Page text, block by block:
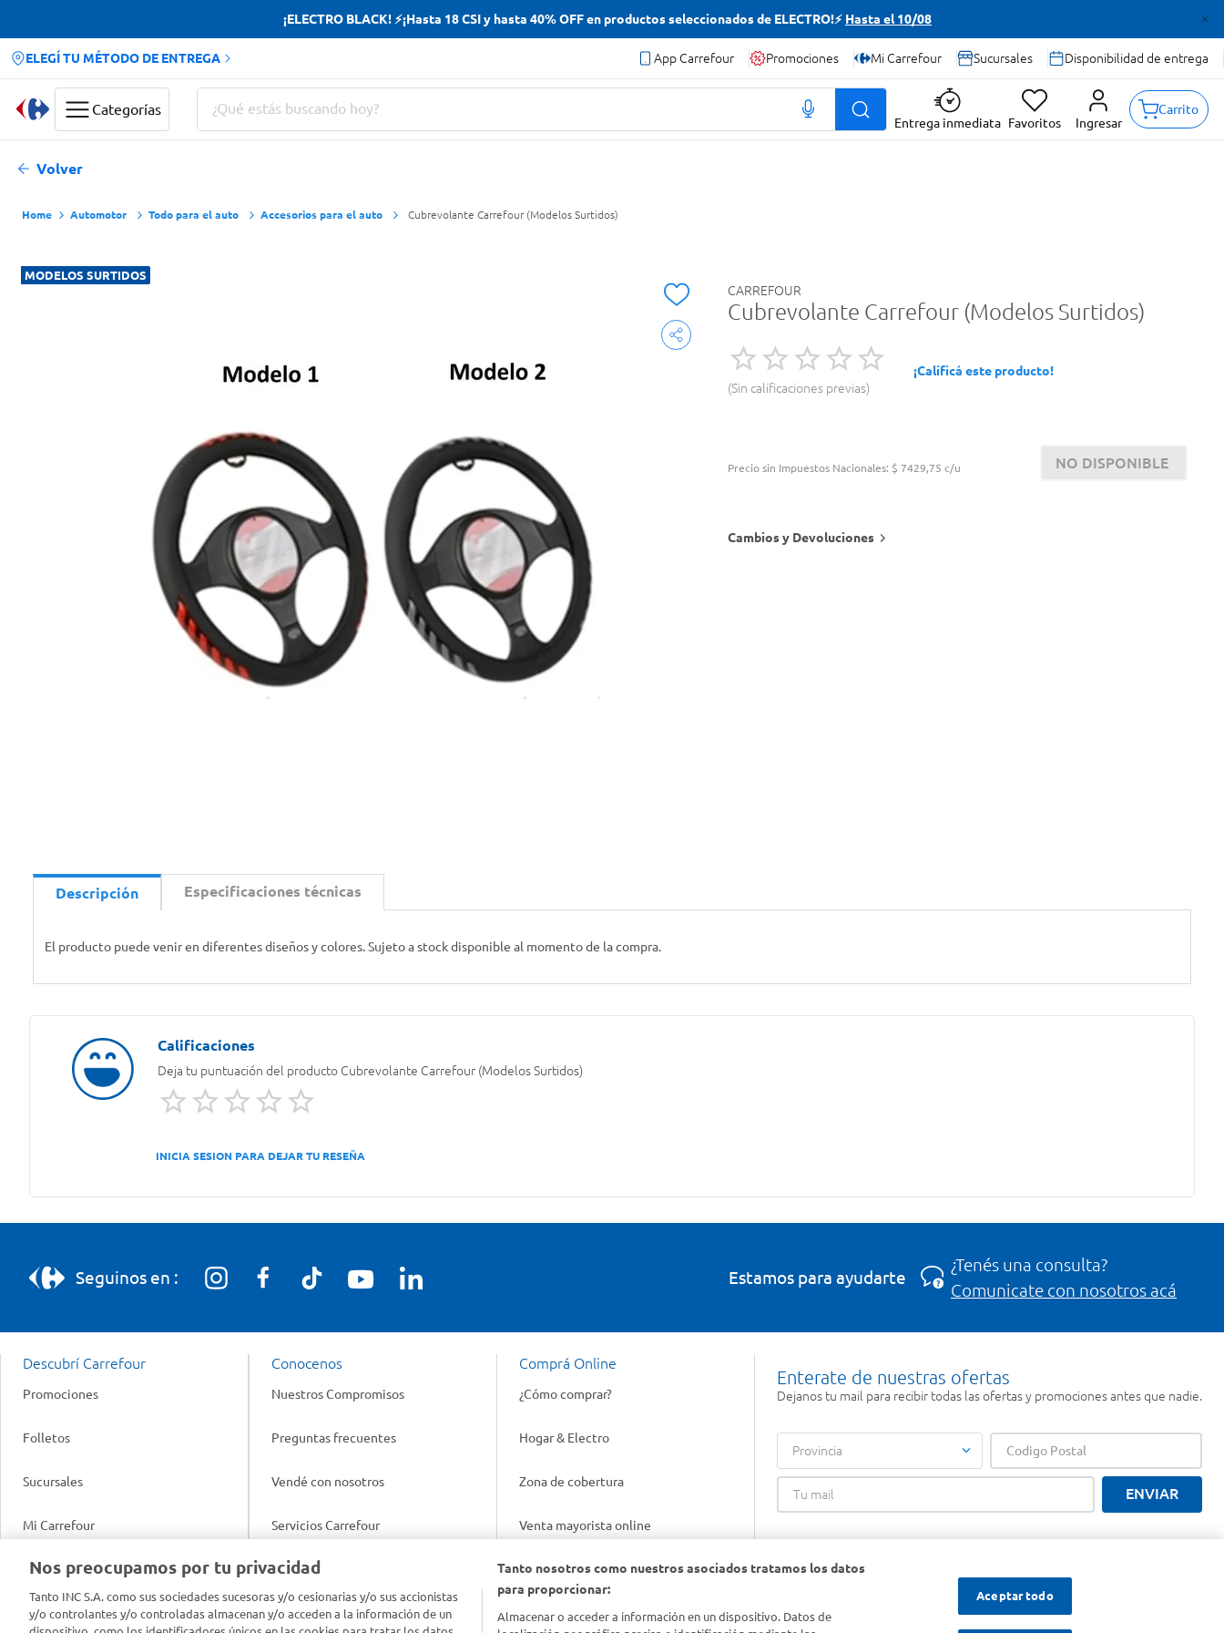
¡ELECTRO BLACK! ⚡¡Hasta 18 CSI y hasta 40% OFF en productos seleccionados de ELECTRO!⚡ Hasta el 10/08
ELEGÍ TU MÉTODO DE ENTREGA App Carrefour Promociones Mi Carrefour Sucursales Disponibilidad de entrega
Categorías
¿Qué estás buscando hoy?
Entrega inmediata Favoritos Ingresar
Carrito
Volver
Automotor Todo para el auto Accesorios para el auto Cubrevolante Carrefour (Modelos Surtidos)
MODELOS SURTIDOS
CARREFOUR
Cubrevolante Carrefour (Modelos Surtidos)
Sin calificaciones previas
¡Calificá este producto!
Precio sin Impuestos Nacionales: $ 7429,75 c/u NO DISPONIBLE
Cambios y Devoluciones
Descripción Especificaciones técnicas
El producto puede venir en diferentes diseños y colores. Sujeto a stock disponible al momento de la compra.
Deja tu puntuación del producto Cubrevolante Carrefour (Modelos Surtidos)
INICIA SESION PARA DEJAR TU RESEÑA
Seguinos en : Estamos para ayudarte
¿Tenés una consulta?
Comunicate con nosotros acá
Descubrí Carrefour
Promociones
Folletos
Sucursales
Mi Carrefour
Productos Carrefour
Tarjeta Mi Carrefour
Conocenos
Nuestros Compromisos
Preguntas frecuentes
Vendé con nosotros
Servicios Carrefour
Info útil
Comprá Online
¿Cómo comprar?
Hogar & Electro
Zona de cobertura
Venta mayorista online
Gift cards empresariales
Enterate de nuestras ofertas
Dejanos tu mail para recibir todas las ofertas y promociones antes que nadie.
Provincia
ENVIAR
Nos preocupamos por tu privacidad
Tanto INC S.A. como sus sociedades sucesoras y/o cesionarias y/o sus accionistas
y/o controlantes y/o controladas almacenan y/o acceden a la información de un
Tanto nosotros como nuestros asociados tratamos los datos
para proporcionar:
Almacenar o acceder a información en un dispositivo. Datos de
Aceptar todo
Términos más buscados
Jabon Tocador